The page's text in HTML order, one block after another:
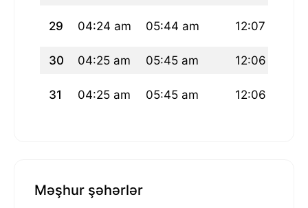
29 04:24 am 05:44 am 12:07 pm
30 04:25 am 05:45 am 12:06 pm
31 04:25 am 05:45 am 12:06 pm
Məşhur şəhərlər